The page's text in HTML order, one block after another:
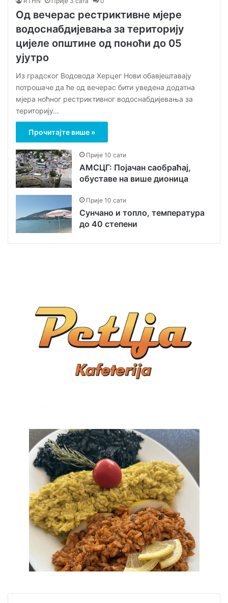
Од вечерас рестриктивне мјере
водоснабдијевања за територију
цијеле општине од поноћи до 05
ујутро
Из градског Водовода Херцег Нови обавјештавају
потрошаче да ће од вечерас бити уведена додатна
мјера ноћног рестриктивног водоснабдијевања за
територију…
Прочитајте више »
Прије 10 сати
АМСЦГ: Појачан саобраћај,
обуставе на више дионица
Прије 10 сати
Сунчано и топло, температура
до 40 степени